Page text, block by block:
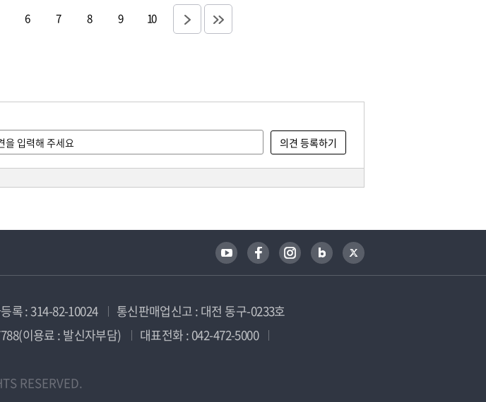
6 7 8 9 10
록 : 314-82-10024
통신판매업신고 : 대전 동구-0233호
이용료 : 발신자부담)
대표전화 : 042-472-5000
RESERVED.